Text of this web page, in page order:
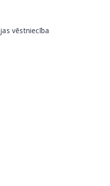
vēstniecība